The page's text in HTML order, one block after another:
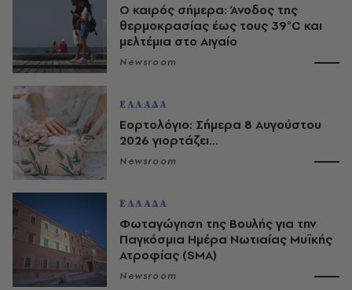
Ο καιρός σήμερα: Άνοδος της
θερμοκρασίας έως τους 39°C και
μελτέμια στο Αιγαίο
Newsroom
ΕΛΛΑΔΑ
Εορτολόγιο: Σήμερα 8 Αυγούστου
2026 γιορτάζει…
Newsroom
ΕΛΛΑΔΑ
Φωταγώγηση της Βουλής για την
Παγκόσμια Ημέρα Νωτιαίας Μυϊκής
Ατροφίας (SMA)
Newsroom